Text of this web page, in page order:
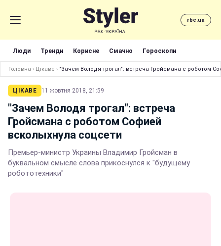
rbc.ua
Люди Тренди Корисне Смачно Гороскопи
Головна › Цікаве › "Зачем Володя трогал": встреча Гройсмана с роботом
ЦІКАВЕ 11 жовтня 2018, 21:59
"Зачем Володя трогал": встреча
Гройсмана с роботом Софией
всколыхнула соцсети
Премьер-министр Украины Владимир Гройсман в
буквальном смысле слова прикоснулся к "будущему
робототехники"